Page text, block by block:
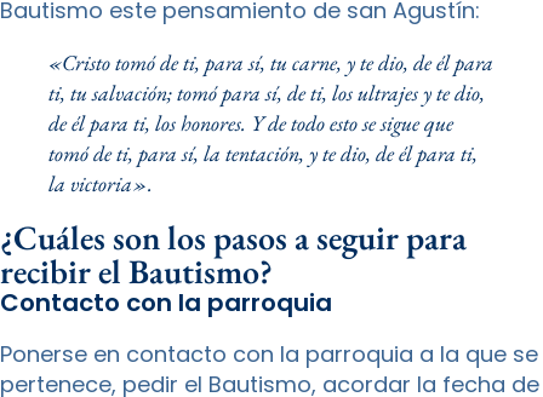
Bautismo este pensamiento de san Agustín:
«Cristo tomó de ti, para sí, tu carne, y te dio, de él para
ti, tu salvación; tomó para sí, de ti, los ultrajes y te dio,
de él para ti, los honores. Y de todo esto se sigue que
tomó de ti, para sí, la tentación, y te dio, de él para ti,
la victoria».
¿Cuáles son los pasos a seguir para
recibir el Bautismo?
Contacto con la parroquia
Ponerse en contacto con la parroquia a la que se
pertenece, pedir el Bautismo, acordar la fecha de